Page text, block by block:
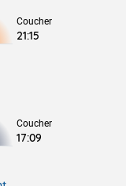
Coucher
21:15
Coucher
17:09